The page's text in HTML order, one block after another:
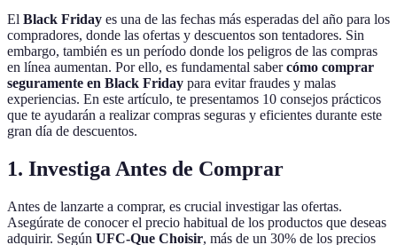
El Black Friday es una de las fechas más esperadas del año para los
compradores, donde las ofertas y descuentos son tentadores. Sin
embargo, también es un período donde los peligros de las compras
en línea aumentan. Por ello, es fundamental sabercómo comprar
seguramente en Black Friday para evitar fraudes y malas
experiencias. En este artículo, te presentamos 10 consejos prácticos
que te ayudarán a realizar compras seguras y eficientes durante este
gran día de descuentos.
1. Investiga Antes de Comprar
Antes de lanzarte a comprar, es crucial investigar las ofertas.
Asegúrate de conocer el precio habitual de los productos que deseas
adquirir. Según UFC-Que Choisir, más de un 30% de los precios